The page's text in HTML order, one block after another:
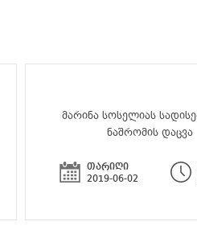
მარინა სოსელიას
ნაშრომის დაცვა
თარიღი
2019-06-02